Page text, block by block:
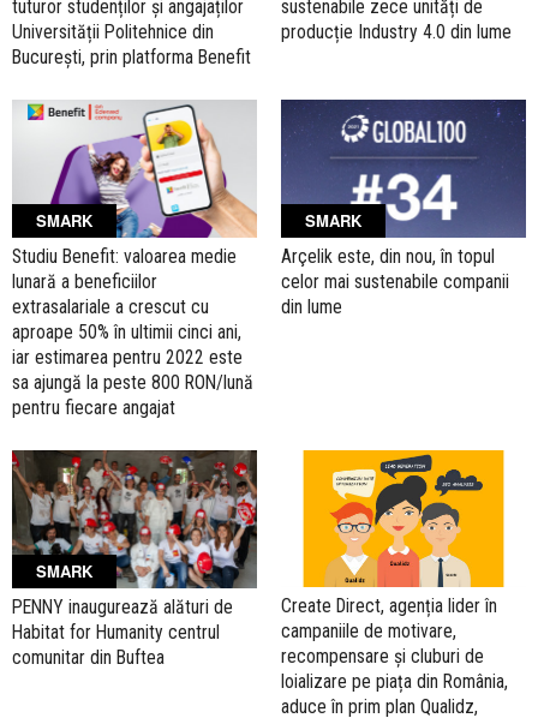
tuturor studenților și angajaților
Universității Politehnice din
București, prin platforma Benefit
sustenabile zece unități de
producție Industry 4.0 din lume
SMARK
Studiu Benefit: valoarea medie
lunară a beneficiilor
extrasalariale a crescut cu
aproape 50% în ultimii cinci ani,
iar estimarea pentru 2022 este
sa ajungă la peste 800 RON/lună
pentru fiecare angajat
SMARK
Arçelik este, din nou, în topul
celor mai sustenabile companii
din lume
SMARK
PENNY inaugurează alături de
Habitat for Humanity centrul
comunitar din Buftea
Create Direct, agenția lider în
campaniile de motivare,
recompensare și cluburi de
loializare pe piața din România,
aduce în prim plan Qualidz,